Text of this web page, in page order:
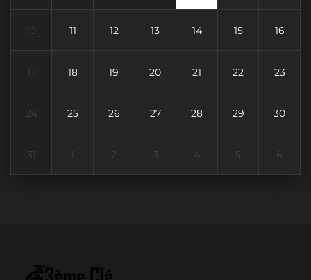
10 11 12 13 14 15 16
17 18 19 20 21 22 23
24 25 26 27 28 29 30
31 1 2 3 4 5 6